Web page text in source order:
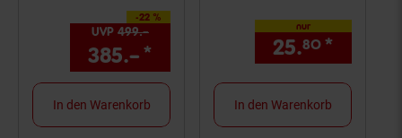
-22 %
Sie Sparen 22 Prozent,
UVP 499.–
385.–* Aktueller Preis: 385,–€
In den Warenkorb
nur
25.80 *
In den Warenkorb